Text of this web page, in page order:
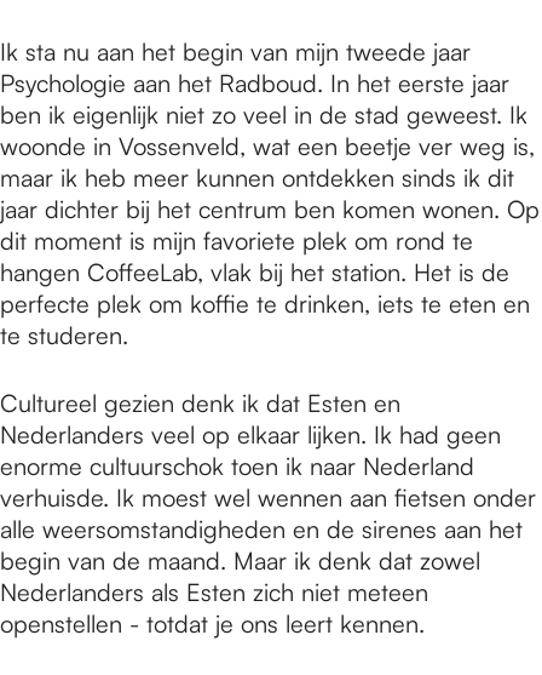
Ik sta nu aan het begin van mijn tweede jaar
Psychologie aan het Radboud. In het eerste jaar
ben ik eigenlijk niet zo veel in de stad geweest. Ik
woonde in Vossenveld, wat een beetje ver weg is,
maar ik heb meer kunnen ontdekken sinds ik dit
jaar dichter bij het centrum ben komen wonen. Op
dit moment is mijn favoriete plek om rond te
hangen CoffeeLab, vlak bij het station. Het is de
perfecte plek om koffie te drinken, iets te eten en
te studeren.
Cultureel gezien denk ik dat Esten en
Nederlanders veel op elkaar lijken. Ik had geen
enorme cultuurschok toen ik naar Nederland
verhuisde. Ik moest wel wennen aan fietsen onder
alle weersomstandigheden en de sirenes aan het
begin van de maand. Maar ik denk dat zowel
Nederlanders als Esten zich niet meteen
openstellen - totdat je ons leert kennen.